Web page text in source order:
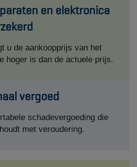
en elektronica
u de aankoopprijs van het
hoger is dan de actuele prijs.
vergoed
schadevergoeding die
met veroudering.